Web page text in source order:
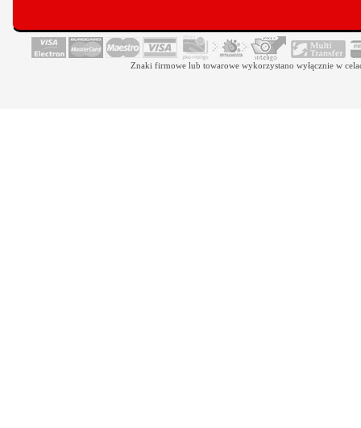
Znaki firmowe lub towarowe wykorzystano wyłącznie w